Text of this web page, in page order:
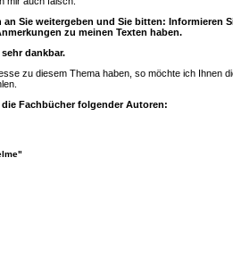
Sie weitergeben und Sie bitten: Informieren
zu meinen Texten haben.
dankbar.
zu diesem Thema haben, so möchte ich Ihnen
Fachbücher folgender Autoren: